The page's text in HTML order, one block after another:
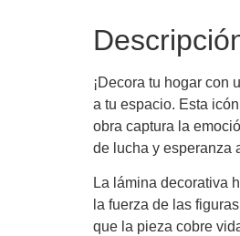
¡Decora tu hogar con
a tu espacio. Esta
obra captura la
de lucha y esperanza
La lámina decorativa
la fuerza de las
que la pieza cobre